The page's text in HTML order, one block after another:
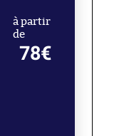
à partir
de
78€